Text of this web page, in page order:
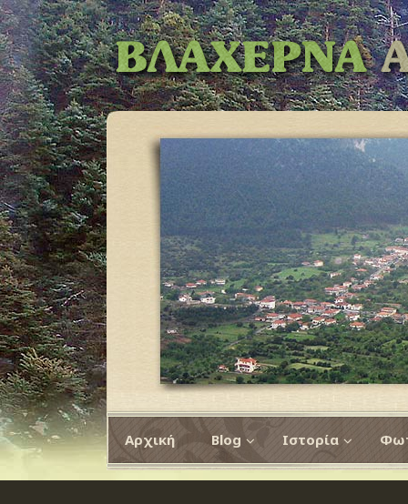
Αρχική Blog Ιστορία